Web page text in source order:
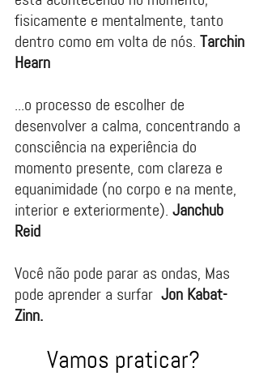
Vamos praticar?
fisicamente e mentalmente, tanto
dentro como em volta de nós. ​​​​​​​ Tarchin
Hearn
...o processo de escolher de
desenvolver a calma, concentrando a
consciência na experiência do
momento presente, com clareza e
equanimidade (no corpo e na mente,
interior e exteriormente). Janchub
Reid
Você não pode parar as ondas, Mas
pode aprender a surfarJon Kabat-
Zinn.